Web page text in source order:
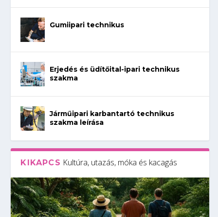
Gumiipari technikus
Erjedés és üdítőital-ipari technikus
szakma
Járműipari karbantartó technikus
szakma leírása
KIKAPCS Kultúra, utazás, móka és kacagás